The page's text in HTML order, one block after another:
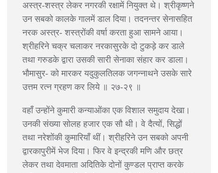
अस्त्र-शस्त्र लेकर नगरकी रक्षामें नियुक्त थे। श्रीकृष्णने
उन सबको कालके गालमें डाल दिया। तदनन्तर सेनासहित
नरक अस्त्र- शस्त्रोंकी वर्षा करता हुआ सामने आया।
श्रीहरिने चक्र चलाकर नरकासुरके दो टुकड़े कर डाले
तथा गरुडके द्वारा उसकी सारी सेनाका संहार कर डाला।
भौमासुर- को मारकर यदुकुलतिलक जगन्नाथने उसके सारे
उत्तम रत्न ग्रहण कर लिये ॥ २७-२९ ॥
वहाँ उन्होंने कुमारी कन्याओंका एक विशाल समुदाय देखा।
उनकी संख्या सोलह हजार एक सौ थी। वे दैत्यों, सिद्धों
तथा नरेशोंकी कुमारियाँ थीं। श्रीहरिने उन सबको अपनी
द्वारकापुरीमें भेज दिया। फिर वे इन्द्रकी मणि और छत्र
लेकर तथा देवमाता अदितिके दोनों कुण्डल प्राप्त करके